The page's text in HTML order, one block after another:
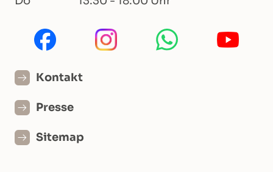
Kontakt
Presse
Sitemap